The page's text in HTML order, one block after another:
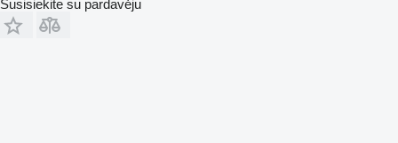
Susisiekite su pardavėju